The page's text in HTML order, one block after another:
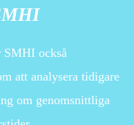
SMHI också
att analysera tidigare
om genomsnittliga